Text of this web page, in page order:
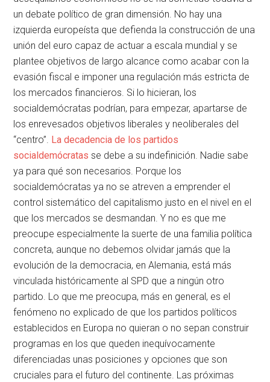
un debate político de gran dimensión. No hay una
izquierda europeísta que defienda la construcción de una
unión del euro capaz de actuar a escala mundial y se
plantee objetivos de largo alcance como acabar con la
evasión fiscal e imponer una regulación más estricta de
los mercados financieros. Si lo hicieran, los
socialdemócratas podrían, para empezar, apartarse de
los enrevesados objetivos liberales y neoliberales del
“centro”. La decadencia de los partidos
socialdemócratas se debe a su indefinición. Nadie sabe
ya para qué son necesarios. Porque los
socialdemócratas ya no se atreven a emprender el
control sistemático del capitalismo justo en el nivel en el
que los mercados se desmandan. Y no es que me
preocupe especialmente la suerte de una familia política
concreta, aunque no debemos olvidar jamás que la
evolución de la democracia, en Alemania, está más
vinculada históricamente al SPD que a ningún otro
partido. Lo que me preocupa, más en general, es el
fenómeno no explicado de que los partidos políticos
establecidos en Europa no quieran o no sepan construir
programas en los que queden inequívocamente
diferenciadas unas posiciones y opciones que son
cruciales para el futuro del continente. Las próximas